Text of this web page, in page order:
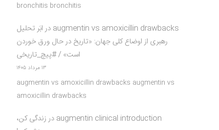
bronchitis bronchitis
augmentin vs amoxicillin drawbacks در ابَر تحلیل
رهبری از اوضاع کلی جهان: «تاریخ در حال ورق خوردن
است» / #پیچ_تاریخی
۱۳ مرداد ۱۴۰۵
augmentin vs amoxicillin drawbacks augmentin vs
amoxicillin drawbacks
augmentin clinical introduction در زندگی کن،